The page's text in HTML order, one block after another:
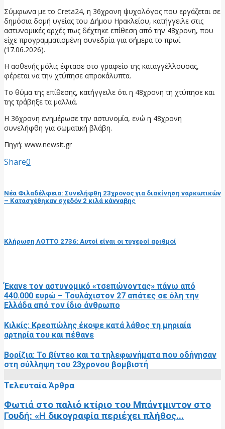
Σύμφωνα με το Creta24, η 36χρονη ψυχολόγος που εργάζεται σε
δημόσια δομή υγείας του Δήμου Ηρακλείου, κατήγγειλε στις
αστυνομικές αρχές πως δέχτηκε επίθεση από την 48χρονη, που
είχε προγραμματισμένη συνεδρία για σήμερα το πρωί
(17.06.2026).
Η ασθενής μόλις έφτασε στο γραφείο της καταγγέλλουσας,
φέρεται να την χτύπησε απροκάλυπτα.
Το θύμα της επίθεσης, κατήγγειλε ότι η 48χρονη τη χτύπησε και
της τράβηξε τα μαλλιά.
Η 36χρονη ενημέρωσε την αστυνομία, ενώ η 48χρονη
συνελήφθη για σωματική βλάβη.
Πηγή: www.newsit.gr
Share0
Νέα Φιλαδέλφεια: Συνελήφθη 23χρονος για διακίνηση ναρκωτικών
– Κατασχέθηκαν σχεδόν 2 κιλά κάνναβης
Κλήρωση ΛΟΤΤΟ 2736: Αυτοί είναι οι τυχεροί αριθμοί
Έκανε τον αστυνομικό «τσεπώνοντας» πάνω από
440.000 ευρώ – Τουλάχιστον 27 απάτες σε όλη την
Ελλάδα από τον ίδιο άνθρωπο
Κιλκίς: Κρεοπώλης έκοψε κατά λάθος τη μηριαία
αρτηρία του και πέθανε
Βορίζια: Το βίντεο και τα τηλεφωνήματα που οδήγησαν
στη σύλληψη του 23χρονου βομβιστή
Τελευταία Άρθρα
Φωτιά στο παλιό κτίριο του Μπάντμιντον στο
Γουδή: «Η δικογραφία περιέχει πλήθος...